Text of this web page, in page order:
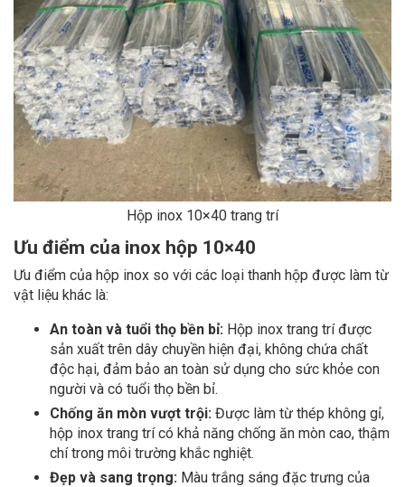
Hộp inox 10×40 trang trí
Ưu điểm của inox hộp 10×40
Ưu điểm của hộp inox so với các loại thanh hộp được làm từ
vật liệu khác là:
An toàn và tuổi thọ bền bỉ: Hộp inox trang trí được
sản xuất trên dây chuyền hiện đại, không chứa chất
độc hại, đảm bảo an toàn sử dụng cho sức khỏe con
người và có tuổi thọ bền bỉ.
Chống ăn mòn vượt trội: Được làm từ thép không gỉ,
hộp inox trang trí có khả năng chống ăn mòn cao, thậm
chí trong môi trường khắc nghiệt.
Đẹp và sang trọng: Màu trắng sáng đặc trưng của